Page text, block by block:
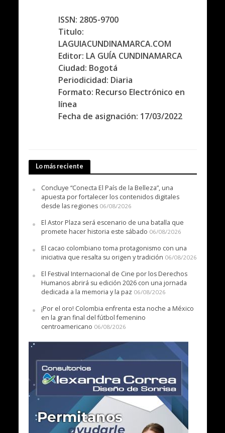
ISSN: 2805-9700
Titulo:
LAGUIACUNDINAMARCA.COM
Editor: LA GUÍA CUNDINAMARCA
Ciudad: Bogotá
Periodicidad: Diaria
Formato: Recurso Electrónico en
línea
Fecha de asignación: 17/03/2022
Lo más reciente
Concluye “Conecta El País de la Belleza”, una
apuesta por fortalecer los contenidos digitales
desde las regiones 06/08/2026
El Astor Plaza será escenario de una batalla que
promete hacer historia este sábado 06/08/2026
El cacao colombiano toma protagonismo con una
iniciativa que resalta su origen y tradición 06/08/2026
El Festival Internacional de Cine por los Derechos
Humanos abrirá su edición 2026 con una jornada
dedicada a la memoria y la paz 06/08/2026
¡Por el oro! Colombia enfrenta esta noche a México
en la gran final del fútbol femenino
centroamericano 06/08/2026